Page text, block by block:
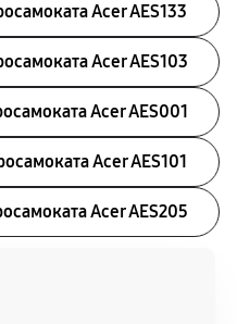
Acer AES133
Acer AES103
Acer AES001
Acer AES101
Acer AES205